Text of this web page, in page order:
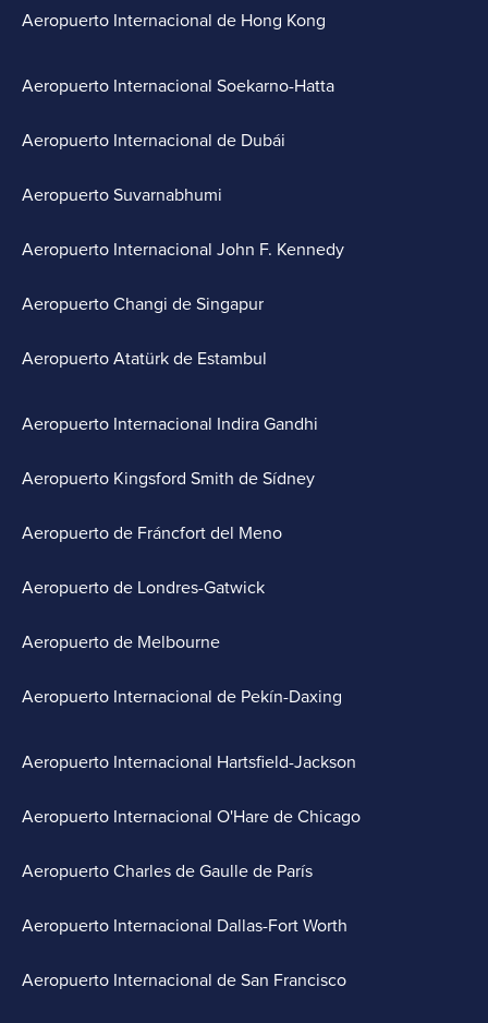
Aeropuerto Internacional de Hong Kong
Aeropuerto Internacional Soekarno-Hatta
Aeropuerto Internacional de Dubái
Aeropuerto Suvarnabhumi
Aeropuerto Internacional John F. Kennedy
Aeropuerto Changi de Singapur
Aeropuerto Atatürk de Estambul
Aeropuerto Internacional Indira Gandhi
Aeropuerto Kingsford Smith de Sídney
Aeropuerto de Fráncfort del Meno
Aeropuerto de Londres-Gatwick
Aeropuerto de Melbourne
Aeropuerto Internacional de Pekín-Daxing
Aeropuerto Internacional Hartsfield-Jackson
Aeropuerto Internacional O'Hare de Chicago
Aeropuerto Charles de Gaulle de París
Aeropuerto Internacional Dallas-Fort Worth
Aeropuerto Internacional de San Francisco